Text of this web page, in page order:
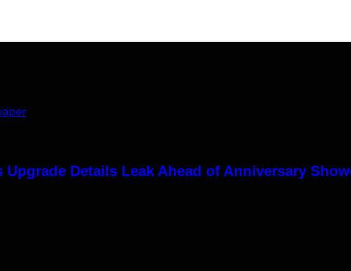
Details Leak Ahead of Anniversary